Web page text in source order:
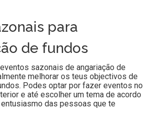
para
de fundos
sazonais de angariação de
melhorar os teus objectivos de
Podes optar por fazer eventos no
e até escolher um tema de acordo
das pessoas que te